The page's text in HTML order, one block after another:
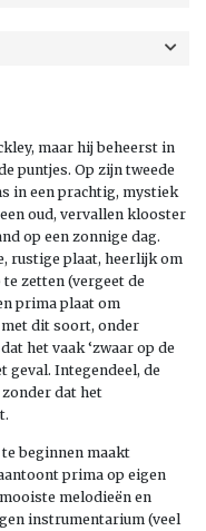
maar hij beheerst in
puntjes. Op zijn tweede
in een prachtig, mystiek
oud, vervallen klooster
op een zonnige dag.
rustige plaat, heerlijk om
zetten (vergeet de
prima plaat om
dit soort, onder
het vaak ‘zwaar op de
geval. Integendeel, de
dat het
beginnen maakt
prima op eigen
melodieën en
instrumentarium (veel